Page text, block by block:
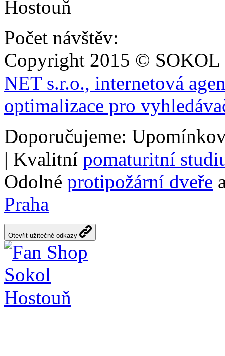
Počet návštěv:
Copyright 2015 ©
NET s.r.o., internetová
optimalizace pro
Doporučujeme:
| Kvalitní pomaturitní
Odolné protipožární dveře
Praha
Otevřit užitečné odkazy